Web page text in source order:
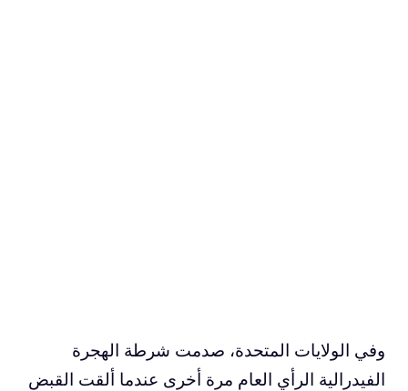
وفي الولايات المتحدة، صدمت شرطة الهجرة
الفيدرالية الرأي العام مرة أخرى عندما ألقت القبض